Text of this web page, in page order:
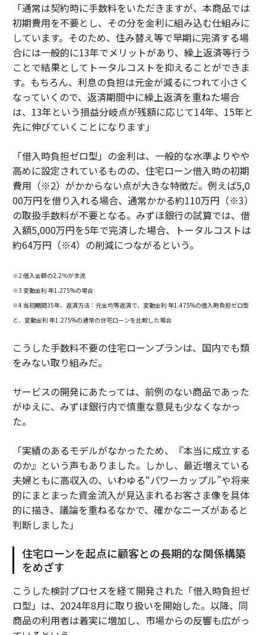
「通常は契約時に手数料をいただきますが、本商品では
初期費用を不要とし、その分を金利に組み込む仕組みに
しています。そのため、住み替え等で早期に完済する場
合には一般的に13年でメリットがあり、繰上返済等行う
ことで結果としてトータルコストを抑えることができま
す。もちろん、利息の負担は元金が減るにつれて小さく
なっていくので、返済期間中に繰上返済を重ねた場合
は、13年という損益分岐点が残額に応じて14年、15年と
先に伸びていくことになります」
「借入時負担ゼロ型」の金利は、一般的な水準よりやや
高めに設定されているものの、住宅ローン借入時の初期
費用（※2）がかからない点が大きな特徴だ。例えば5,0
00万円を借り入れる場合、通常かかる約110万円（※3）
の取扱手数料が不要となる。みずほ銀行の試算では、借
入額5,000万円を5年で完済した場合、トータルコストは
約64万円（※4）の削減につながるという。
※2 借入金額の2.2％が主流
※3 変動金利 年1.275%の場合
※4 当初期間35年、返済方法：元金均等返済で、変動金利 年1.475%の借入時負担ゼロ型
と、変動金利 年1.275%の通常の住宅ローンを比較した場合
こうした手数料不要の住宅ローンプランは、国内でも類
をみない取り組みだ。
サービスの開発にあたっては、前例のない商品であった
がゆえに、みずほ銀行内で慎重な意見も少なくなかっ
た。
「実績のあるモデルがなかったため、『本当に成立する
のか』という声もありました。しかし、最近増えている
夫婦ともに高収入の、いわゆる“パワーカップル”や将来
的にまとまった資金流入が見込まれるお客さま像を具体
的に描き、議論を重ねるなかで、確かなニーズがあると
判断しました」
住宅ローンを起点に顧客との長期的な関係構築
をめざす
こうした検討プロセスを経て開発された「借入時負担ゼ
ロ型」は、2024年8月に取り扱いを開始した。以降、同
商品の利用者は着実に増加し、市場からの反響も広がっ